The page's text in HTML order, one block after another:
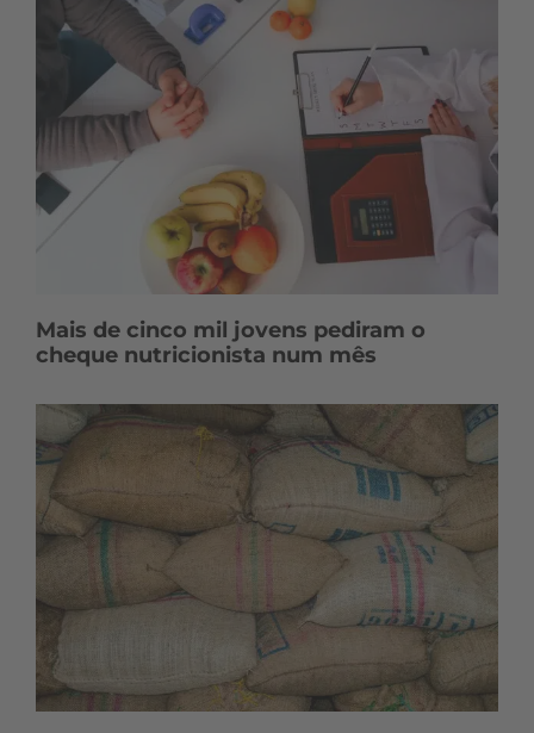
Mais de cinco mil jovens pediram o
cheque nutricionista num mês